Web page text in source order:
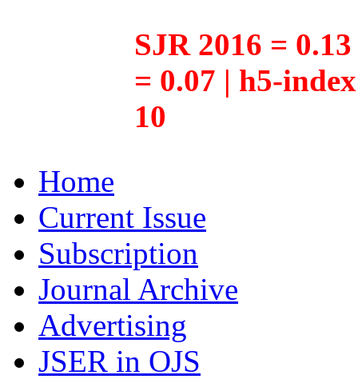
SJR 2016 =
= 0.07 | h5-
10
Home
Current Issue
Subscription
Journal Archive
Advertising
JSER in OJS